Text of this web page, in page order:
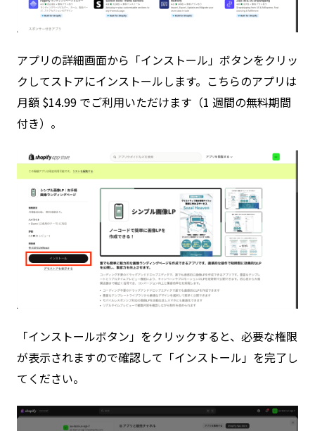
アプリの詳細画面から「インストール」ボタンをクリッ
クしてストアにインストールします。こちらのアプリは
月額 $14.99 でご利用いただけます（1 週間の無料期間
付き）。
「インストールボタン」をクリックすると、必要な権限
が表示されますので確認して「インストール」を完了し
てください。